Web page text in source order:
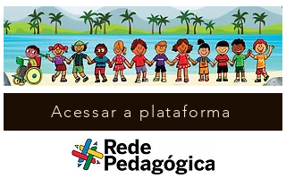
Acessar a plataforma